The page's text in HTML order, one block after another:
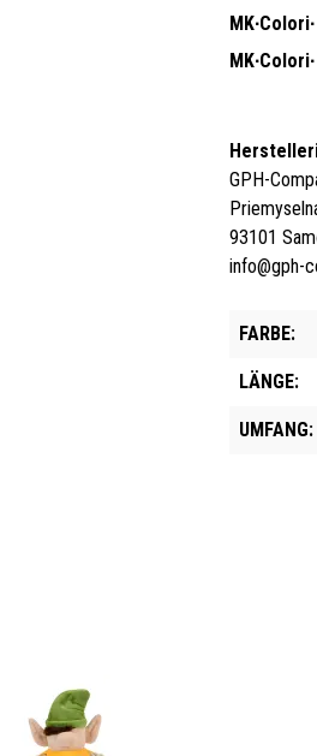
GPH-
93101
info@gph-
FARBE:
LÄNGE:
UMFANG: